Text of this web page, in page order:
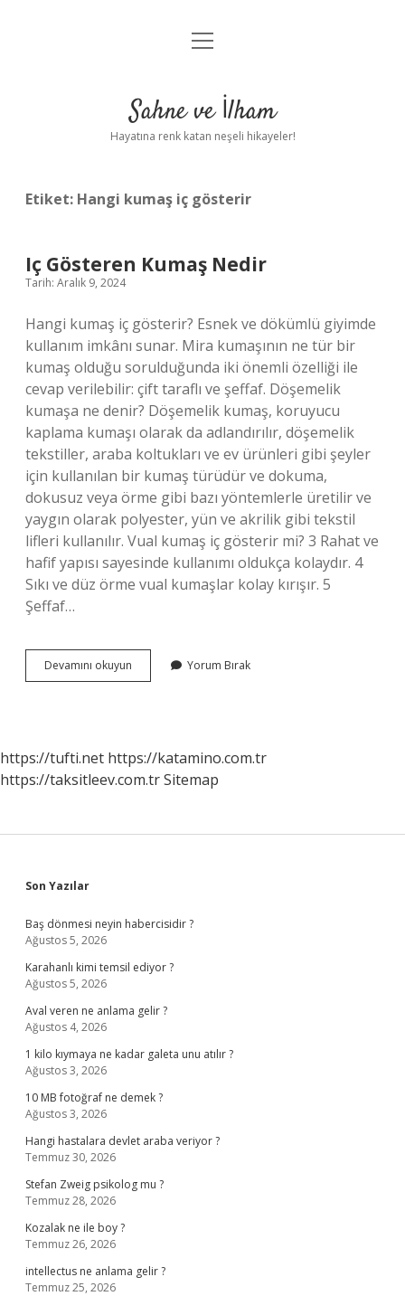
Anasayfa
Yasal Uyarı
menüyü
Sahne ve İlham
Hayatına renk katan neşeli hikayeler!
Etiket: Hangi kumaş iç gösterir
Iç Gösteren Kumaş Nedir
Tarih: Aralık 9, 2024
Hangi kumaş iç gösterir? Esnek ve dökümlü giyimde
kullanım imkânı sunar. Mira kumaşının ne tür bir
kumaş olduğu sorulduğunda iki önemli özelliği ile
cevap verilebilir: çift taraflı ve şeffaf. Döşemelik
kumaşa ne denir? Döşemelik kumaş, koruyucu
kaplama kumaşı olarak da adlandırılır, döşemelik
tekstiller, araba koltukları ve ev ürünleri gibi şeyler
için kullanılan bir kumaş türüdür ve dokuma,
dokusuz veya örme gibi bazı yöntemlerle üretilir ve
yaygın olarak polyester, yün ve akrilik gibi tekstil
lifleri kullanılır. Vual kumaş iç gösterir mi? 3 Rahat ve
hafif yapısı sayesinde kullanımı oldukça kolaydır. 4
Sıkı ve düz örme vual kumaşlar kolay kırışır. 5
Şeffaf…
Devamını okuyun
Gösteren
Yorum Bırak
https://tufti.net https://katamino.com.tr
https://taksitleev.com.trSitemap
Sidebar
Son Yazılar
Baş dönmesi neyin habercisidir ?
Ağustos 5, 2026
Karahanlı kimi temsil ediyor ?
Ağustos 5, 2026
Aval veren ne anlama gelir ?
Ağustos 4, 2026
1 kilo kıymaya ne kadar galeta unu atılır ?
Ağustos 3, 2026
10 MB fotoğraf ne demek ?
Ağustos 3, 2026
Hangi hastalara devlet araba veriyor ?
Temmuz 30, 2026
Stefan Zweig psikolog mu ?
Temmuz 28, 2026
Kozalak ne ile boy ?
Temmuz 26, 2026
intellectus ne anlama gelir ?
Temmuz 25, 2026